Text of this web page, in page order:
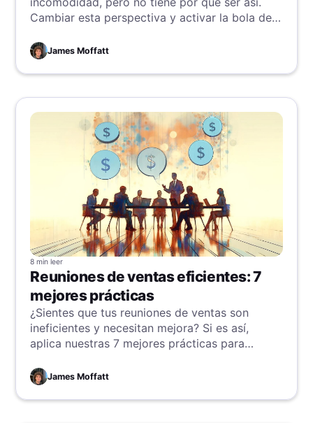
Cambiar esta perspectiva y activar la bola de
empresa evolucione, empezando por estos
consejos.
James Moffatt
8 min leer
Reuniones de ventas eficientes: 7
mejores prácticas
¿Sientes que tus reuniones de ventas son
ineficientes y necesitan mejora? Si es así,
aplica nuestras 7 mejores prácticas para
James Moffatt